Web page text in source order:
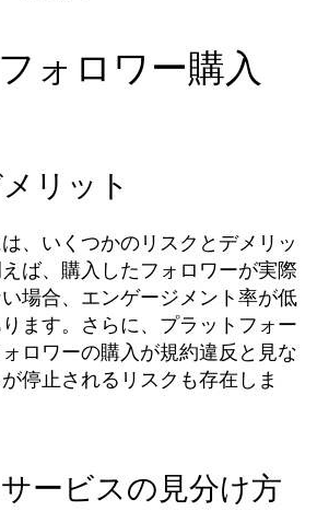
ォロワー購入
リット
、いくつかのリスクとデメリッ
ば、購入したフォロワーが実際
場合、エンゲージメント率が低
ます。さらに、プラットフォー
ロワーの購入が規約違反と見な
停止されるリスクも存在しま
ービスの見分け方